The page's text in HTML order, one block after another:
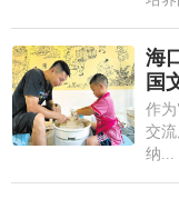
海
国
作
交
纳...